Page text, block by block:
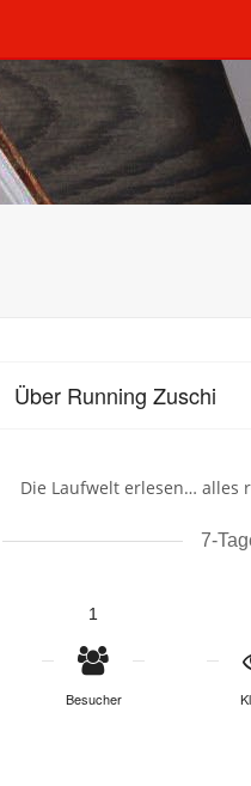
Über Running Zuschi
Die Laufwelt erlesen… alles
7-
1
Besucher